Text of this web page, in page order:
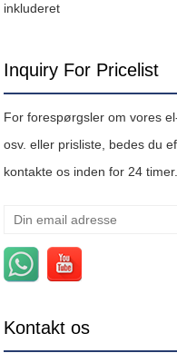
inkluderet
Inquiry For Pricelist
For forespørgsler om vores
osv. eller prisliste, bedes du
kontakte os inden for 24 timer.
Kontakt os